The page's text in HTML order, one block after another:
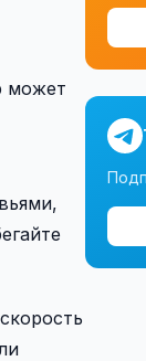
может